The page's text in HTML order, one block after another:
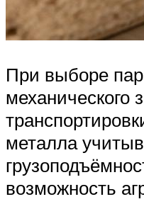
При выборе
механического
металла
возможность